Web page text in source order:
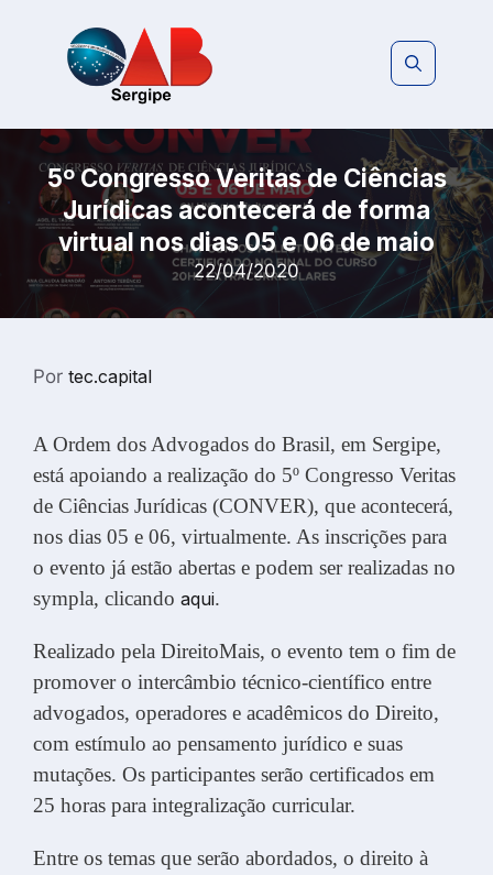
5º Congresso Veritas de Ciências
Jurídicas acontecerá de forma
virtual nos dias 05 e 06 de maio
22/04/2020
Por tec.capital
A Ordem dos Advogados do Brasil, em Sergipe,
está apoiando a realização do 5º Congresso Veritas
de Ciências Jurídicas (CONVER), que acontecerá,
nos dias 05 e 06, virtualmente. As inscrições para
o evento já estão abertas e podem ser realizadas no
sympla, clicando aqui.
Realizado pela DireitoMais, o evento tem o fim de
promover o intercâmbio técnico-científico entre
advogados, operadores e acadêmicos do Direito,
com estímulo ao pensamento jurídico e suas
mutações. Os participantes serão certificados em
25 horas para integralização curricular.
Entre os temas que serão abordados, o direito à